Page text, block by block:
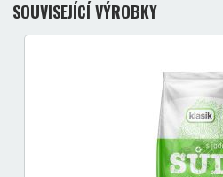
SOUVISEJÍCÍ VÝROBKY